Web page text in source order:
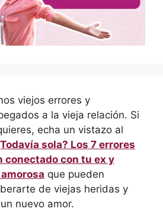
viejos errores y
a la vieja relación. Si
echa un vistazo al
sola? Los 7 errores
conectado con tu ex y
que pueden
de viejas heridas y
nuevo amor.